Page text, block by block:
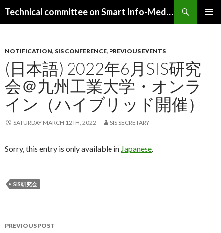
Technical committee on Smart Info-Media Systems (SIS), IEICE
NOTIFICATION, SIS CONFERENCE, PREVIOUS EVENTS
(日本語) 2022年6月SIS研究
会＠九州工業大学・オンラ
イン（ハイブリッド開催）
SATURDAY MARCH 12TH, 2022 SIS SECRETARY
Sorry, this entry is only available in Japanese.
SIS研究会
Post
PREVIOUS POST